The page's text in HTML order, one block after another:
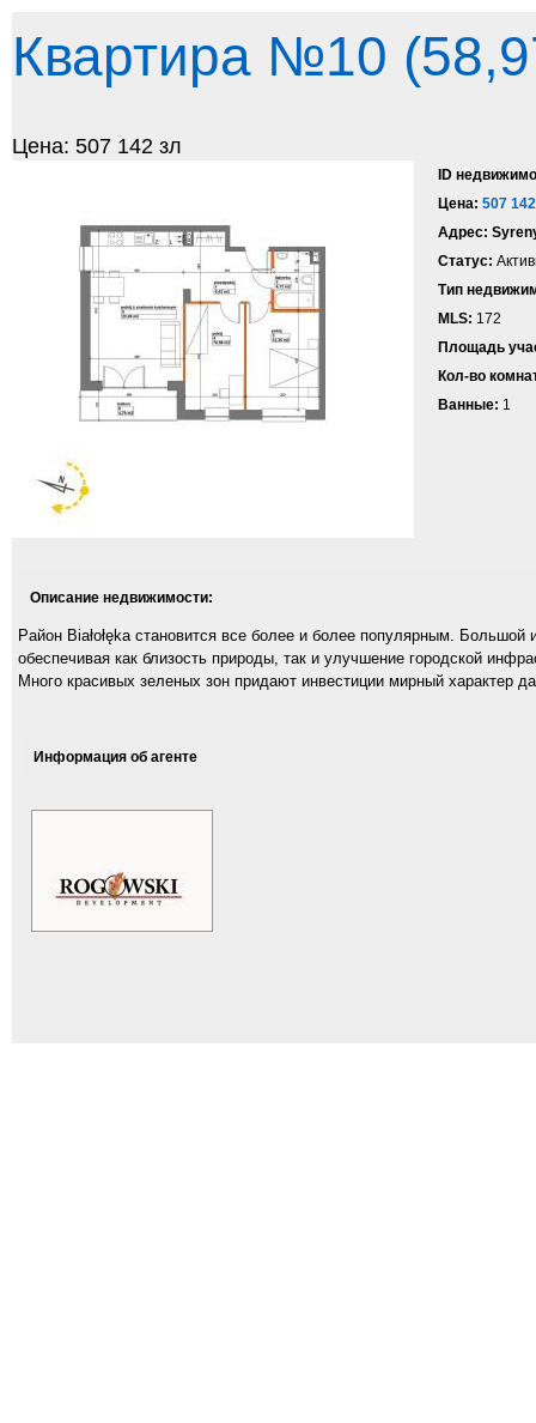
Квартира №10
Цена: 507 142 зл
ID
Цена: 507
Адрес:
Статус:
Тип
MLS: 172
Площадь
Кол-во
Ванные: 1
Описание недвижимости:
Район Białołęka становится все более и более популярным.
обеспечивая как близость природы, так и улучшение городской
Много красивых зеленых зон придают инвестиции мирный характер
Информация об агенте